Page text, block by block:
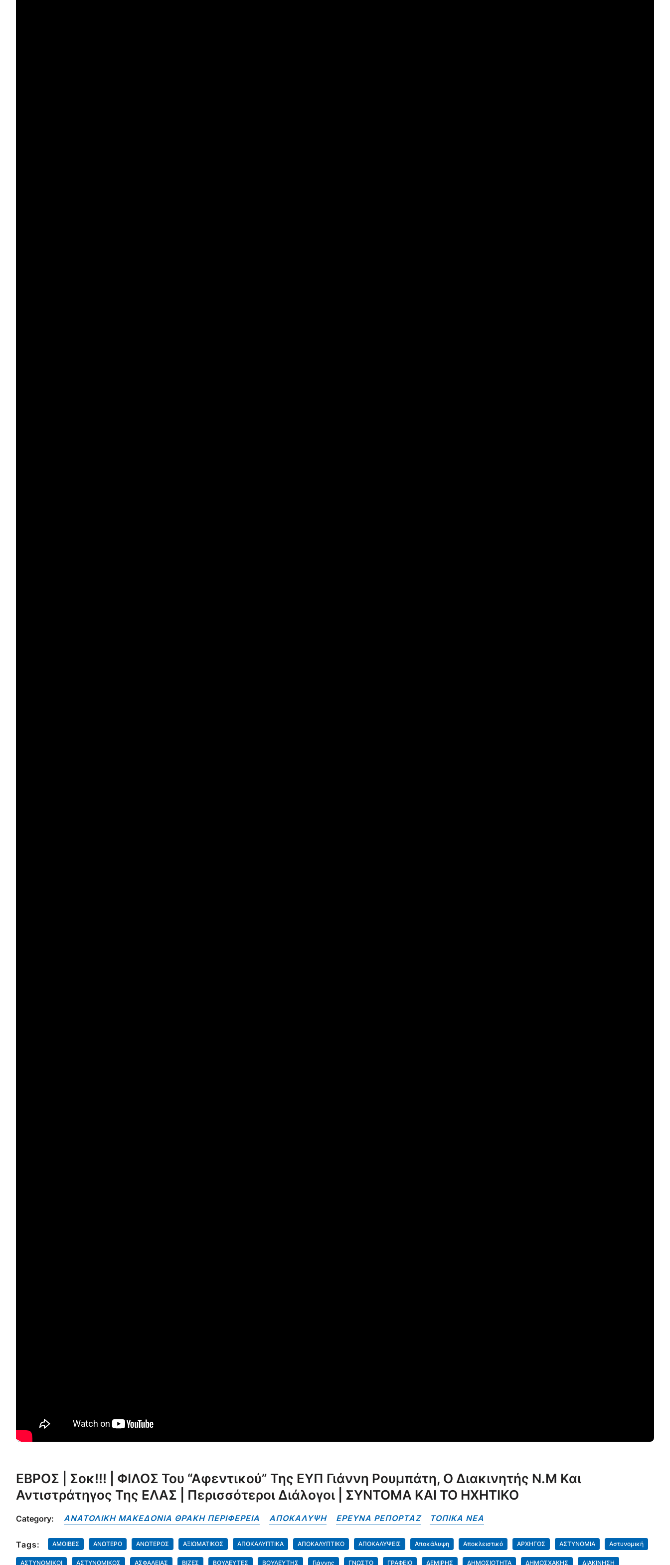
ΕΒΡΟΣ | Σοκ!!! | ΦΙΛΟΣ Του “αφεντικού” Της ΕΥΠ Γιάννη Ρουμπάτη, Ο Διακινητής Ν.Μ Και
Αντιστράτηγος Της ΕΛΑΣ | Περισσότεροι Διάλογοι | ΣΥΝΤΟΜΑ ΚΑΙ ΤΟ ΗΧΗΤΙΚΟ
Category: ΑΝΑΤΟΛΙΚΗ ΜΑΚΕΔΟΝΙΑ ΘΡΑΚΗ ΠΕΡΙΦΕΡΕΙΑ ΑΠΟΚΑΛΥΨΗ ΕΡΕΥΝΑ ΡΕΠΟΡΤΑΖ ΤΟΠΙΚΑ NEA
Tags: ΑΜΟΙΒΕΣ ΑΝΩΤΕΡΟ ΑΝΩΤΕΡΟΣ ΑΞΙΩΜΑΤΙΚΟΣ ΑΠΟΚΑΛΥΠΤΙΚΑ ΑΠΟΚΑΛΥΠΤΙΚΟ ΑΠΟΚΑΛΥΨΕΙΣ Αποκάλυψη Αποκλειστικό ΑΡΧΗΓΟΣ ΑΣΤΥΝΟΜΙΑ Αστυνομική
ΑΣΤΥΝΟΜΙΚΟΙ ΑΣΤΥΝΟΜΙΚΟΣ ΑΣΦΑΛΕΙΑΣ ΒΙΖΕΣ ΒΟΥΛΕΥΤΕΣ ΒΟΥΛΕΥΤΗΣ Γιάννης ΓΝΩΣΤΟ ΓΡΑΦΕΙΟ ΔΕΜΙΡΗΣ ΔΗΜΟΣΙΟΤΗΤΑ ΔΗΜΟΣΧΑΚΗΣ ΔΙΑΚΙΝΗΣΗ